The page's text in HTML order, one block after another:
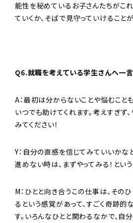
能性を秘めているお子さんたちがこ
ていくか、そばで見守っていけること
Q6.就職を考えている学生さんへ一言
A：最初は分からないことや悩むこと
いつでも助けてくれます。考えすぎず
みてください！
Y：自分の直感を信じてみていいかな
進めない時は、まずやってみる！とい
M：ひとと向き合うこの仕事は、その
るという感覚があって、すごく奇跡
す。いろんなひとと関わるなかで、自